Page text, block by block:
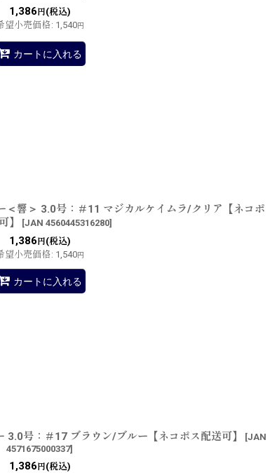
1,386 円(税込)
望小売価格: 1,540円
カートに入れる
＜響＞ 3.0号：＃11 マジカルケイムラ/クリア【ネコポ
】
[JAN 4560445316280]
1,386 円(税込)
望小売価格: 1,540円
カートに入れる
3.0号：＃17 ブラウン/ブルー【ネコポス配送可】 [JAN
4571675000337]
1,386 円(税込)